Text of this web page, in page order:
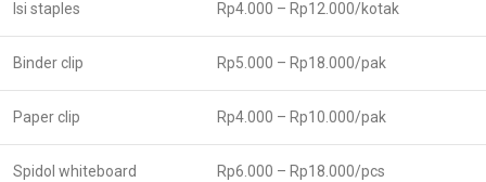
Isi staples Rp4.000 – Rp12.000/kotak
Binder clip Rp5.000 – Rp18.000/pak
Paper clip Rp4.000 – Rp10.000/pak
Spidol whiteboard Rp6.000 – Rp18.000/pcs